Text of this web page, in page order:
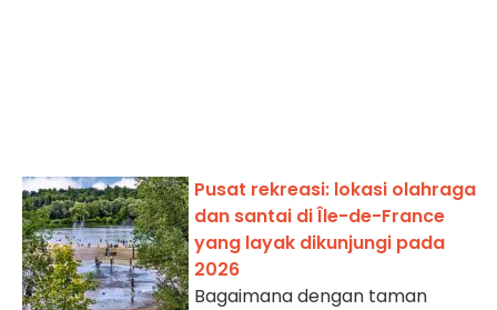
Pusat rekreasi: lokasi olahraga
dan santai di Île-de-France
yang layak dikunjungi pada
2026
Bagaimana dengan taman